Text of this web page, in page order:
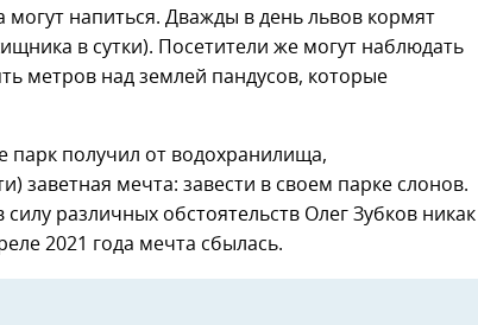
могут напиться. Дважды в день львов кормят
в сутки). Посетители же могут наблюдать
метров над землей пандусов, которые
парк получил от водохранилища,
заветная мечта: завести в своем парке слонов.
различных обстоятельств Олег Зубков никак
2021 года мечта сбылась.